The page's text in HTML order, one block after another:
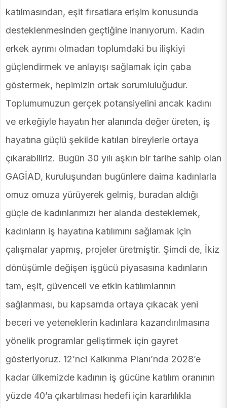
katılmasından, eşit fırsatlara erişim konusunda
desteklenmesinden geçtiğine inanıyorum. Kadın
erkek ayrımı olmadan toplumdaki bu ilişkiyi
güçlendirmek ve anlayışı sağlamak için çaba
göstermek, hepimizin ortak sorumluluğudur.
Toplumumuzun gerçek potansiyelini ancak kadını
ve erkeğiyle hayatın her alanında değer üreten, iş
hayatına güçlü şekilde katılan bireylerle ortaya
çıkarabiliriz. Bugün 30 yılı aşkın bir tarihe sahip olan
GAGİAD, kuruluşundan bugünlere daima kadınlarla
omuz omuza yürüyerek gelmiş, buradan aldığı
güçle de kadınlarımızı her alanda desteklemek,
kadınların iş hayatına katılımını sağlamak için
çalışmalar yapmış, projeler üretmiştir. Şimdi de, İkiz
dönüşümle değişen işgücü piyasasına kadınların
tam, eşit, güvenceli ve etkin katılımlarının
sağlanması, bu kapsamda ortaya çıkacak yeni
beceri ve yeteneklerin kadınlara kazandırılmasına
yönelik programlar geliştirmek için gayret
gösteriyoruz. 12’nci Kalkınma Planı’nda 2028’e
kadar ülkemizde kadının iş gücüne katılım oranının
yüzde 40’a çıkartılması hedefi için kararlılıkla